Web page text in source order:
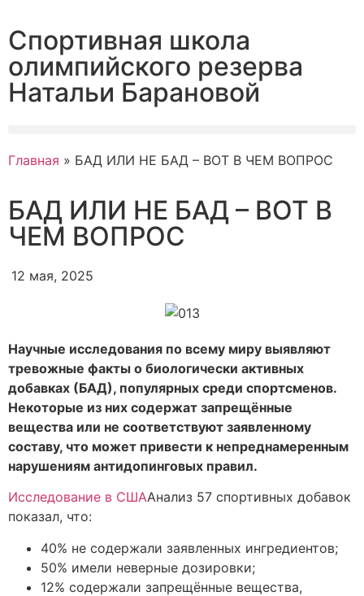
Спортивная школа
олимпийского резерва
Натальи Барановой
Главная » БАД ИЛИ НЕ БАД – ВОТ В ЧЕМ ВОПРОС
БАД ИЛИ НЕ БАД – ВОТ В
ЧЕМ ВОПРОС
12 мая, 2025
Научные исследования по всему миру выявляют
тревожные факты о биологически активных
добавках (БАД), популярных среди спортсменов.
Некоторые из них содержат запрещённые
вещества или не соответствуют заявленному
составу, что может привести к непреднамеренным
нарушениям антидопинговых правил.
Исследование в СШААнализ 57 спортивных добавок
показал, что:
40% не содержали заявленных ингредиентов;
50% имели неверные дозировки;
12% содержали запрещённые вещества,